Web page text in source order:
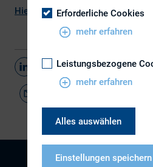
Hie
r geht es zum pdf
Teilen
Erforderliche Cookies
mehr erfahren
Leistungsbezogene
mehr erfahren
Alles auswählen
Einstellungen speichern